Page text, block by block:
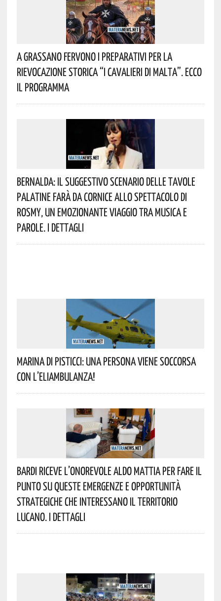
A Grassano Fervono I Preparativi Per La
Rievocazione Storica “I CAVALIERI DI MALTA”. Ecco
Il Programma
Bernalda: Il Suggestivo Scenario Delle Tavole
Palatine Farà Da Cornice Allo Spettacolo Di
Rosmy, Un Emozionante Viaggio Tra Musica E
Parole. I Dettagli
Marina Di Pisticci: Una Persona Viene Soccorsa
Con L’eliambulanza!
Bardi Riceve L’onorevole Aldo Mattia Per Fare Il
Punto Su Queste Emergenze E Opportunità
Strategiche Che Interessano Il Territorio
Lucano. I Dettagli